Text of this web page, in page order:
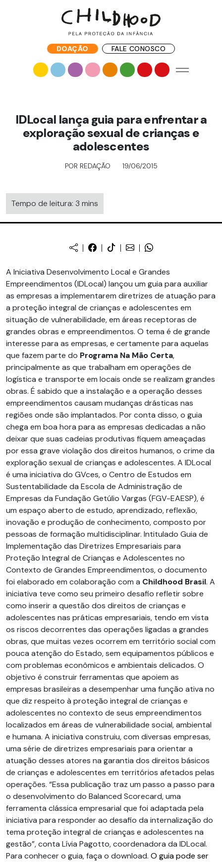
DOAÇÃO FALE CONOSCO
IDLocal lança guia para enfrentar a
exploração sexual de crianças e
adolescentes
POR REDAÇÃO 19/06/2015
Tempo de leitura: 3 mins
A Iniciativa Desenvolvimento Local e Grandes
Empreendimentos (IDLocal) lançou um guia para auxiliar
as empresas a implementarem diretrizes de atuação para
a proteção integral de crianças e adolescentes em
situação de vulnerabilidade, em áreas receptoras de
grandes obras e empreendimentos. O tema é de grande
interesse para as empresas, e certamente para aquelas
que fazem parte do Programa Na Mão Certa,
principalmente as que trabalham em operações de
logística e transporte em locais onde se realizam grandes
obras. É sabido que a instalação e a operação desses
empreendimentos causam mudanças drásticas nas
regiões onde são implantados. Por conta disso, o guia
chega em boa hora para as empresas dedicadas a não
deixar que suas cadeias produtivas fiquem ameaçadas
por essa grave violação dos direitos humanos, o crime da
exploração sexual de crianças e adolescentes. A IDLocal
é uma iniciativa do GVces, o Centro de Estudos em
Sustentabilidade da Escola de Administração de
Empresas da Fundação Getúlio Vargas (FGV-EAESP), é
um espaço aberto de estudo, aprendizado, reflexão,
inovação e produção de conhecimento, composto por
pessoas de formação multidisciplinar. Intitulado Guia de
Implementação das Diretrizes Empresariais para
Proteção Integral de Crianças e Adolescentes no
Contexto de Grandes Empreendimentos, o documento
foi elaborado em colaboração com a Childhood Brasil. A
iniciativa teve como seu primeiro desafio refletir sobre
como inserir a questão dos direitos de crianças e
adolescentes nas práticas empresariais, tendo em vista
os riscos decorrentes das operações ligadas a grandes
obras, que muitas vezes ocorrem em território social com
pouca atenção do Estado, sem equipamentos públicos e
com problemas econômicos e ambientais delicados. O
objetivo é construir ferramentas que apoiem as
empresas brasileiras a desempenhar uma função ativa no
que diz respeito à proteção integral de crianças e
adolescentes no contexto de seus empreendimentos
localizados em áreas de vulnerabilidade social, ambiental
e humana. A iniciativa construiu, com diversas empresas,
uma série de diretrizes empresariais para orientar a
atuação desses atores na garantia dos direitos básicos
de crianças e adolescentes em territórios afetados pelas
operações. “Essa publicação traz um passo a passo para
o desenvolvimento do Balanced Scorecard, uma
ferramenta clássica empresarial que foi adaptada pela
iniciativa para responder ao desafio da internalização do
tema proteção integral de crianças e adolescentes na
gestão”, conta Lívia Pagotto, coordenadora da IDLocal.
Para conhecer o guia, faça o download. O guia pode ser